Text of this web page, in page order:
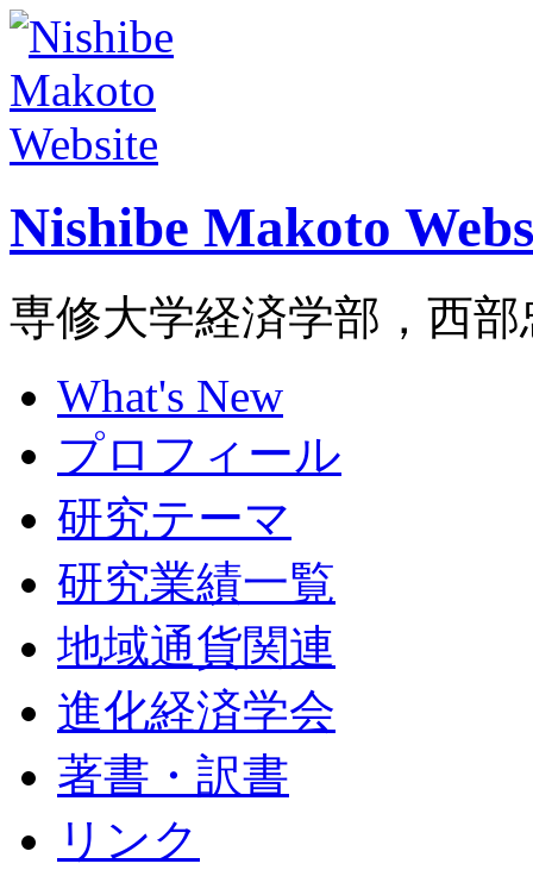
Nishibe Makoto
専修大学経済学部，西
What's New
プロフィール
研究テーマ
研究業績一覧
地域通貨関連
進化経済学会
著書・訳書
リンク